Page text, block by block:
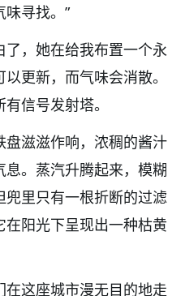
寻找。”
了，她在给我布置一个永
更新，而气味会消散。
信号发射塔。
滋滋作响，浓稠的酱汁
。蒸汽升腾起来，模糊
里只有一根折断的过滤
阳光下呈现出一种枯黄
这座城市漫无目的地走